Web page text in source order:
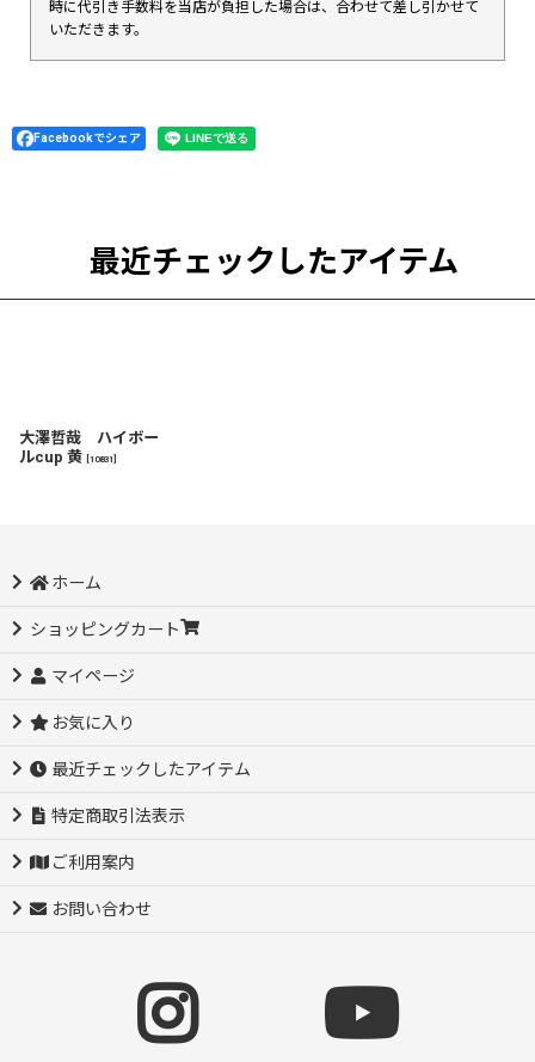
時に代引き手数料を当店が負担した場合は、合わせて差し引かせて
いただきます。
Facebookでシェア
最近チェックしたアイテム
大澤哲哉 ハイボー
ルcup 黄
10831
ホーム
ショッピングカート
マイページ
お気に入り
最近チェックしたアイテム
特定商取引法表示
ご利用案内
お問い合わせ